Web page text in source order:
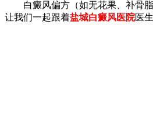
白癜风偏方（如无花果、补骨脂
让我们一起跟着盐城白癜风医院医